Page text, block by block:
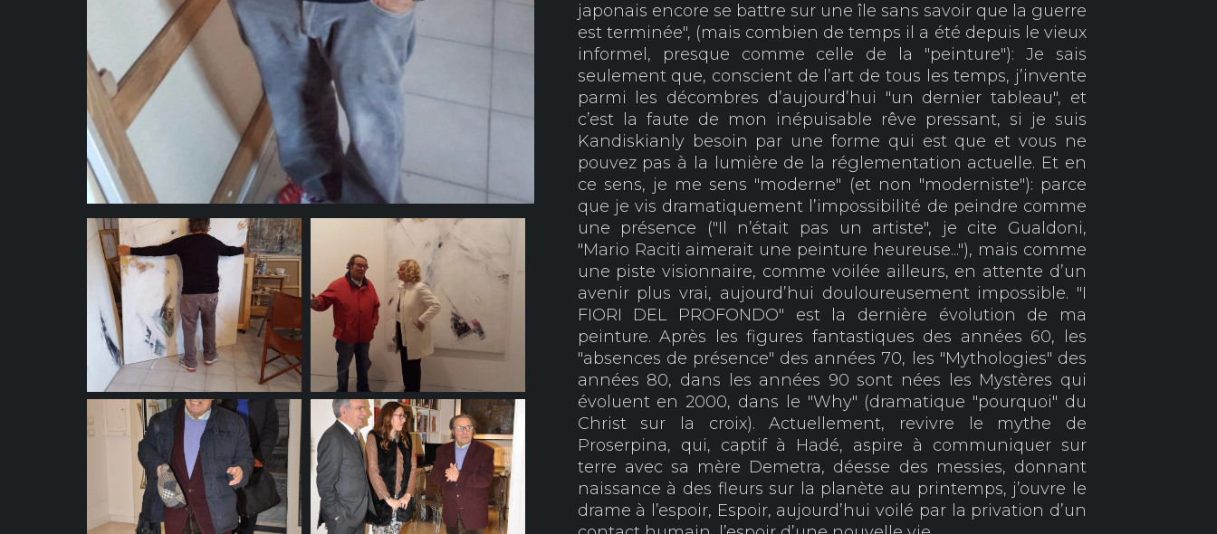
japonais encore se battre sur une île sans savoir que la guerre
est terminée", (mais combien de temps il a été depuis le vieux
informel, presque comme celle de la "peinture"): Je sais
seulement que, conscient de l’art de tous les temps, j’invente
parmi les décombres d’aujourd’hui "un dernier tableau", et
c’est la faute de mon inépuisable rêve pressant, si je suis
Kandiskianly besoin par une forme qui est que et vous ne
pouvez pas à la lumière de la réglementation actuelle. Et en
ce sens, je me sens "moderne" (et non "moderniste"): parce
que je vis dramatiquement l’impossibilité de peindre comme
une présence ("Il n’était pas un artiste", je cite Gualdoni,
"Mario Raciti aimerait une peinture heureuse..."), mais comme
une piste visionnaire, comme voilée ailleurs, en attente d’un
avenir plus vrai, aujourd’hui douloureusement impossible. "I
FIORI DEL PROFONDO" est la dernière évolution de ma
peinture. Après les figures fantastiques des années 60, les
"absences de présence" des années 70, les "Mythologies" des
années 80, dans les années 90 sont nées les Mystères qui
évoluent en 2000, dans le "Why" (dramatique "pourquoi" du
Christ sur la croix). Actuellement, revivre le mythe de
Proserpina, qui, captif à Hadé, aspire à communiquer sur
terre avec sa mère Demetra, déesse des messies, donnant
naissance à des fleurs sur la planète au printemps, j’ouvre le
drame à l’espoir, Espoir, aujourd’hui voilé par la privation d’un